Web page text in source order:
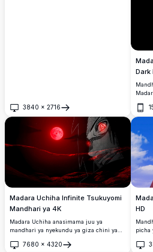
3840 × 2716
Fungua
Dark
Madara Uchiha Infinite Tsukuyomi
Mandhari ya 4K
Madara Uchiha anasimama juu ya
mandhari ya nyekundu ya giza chini ya
la Sharingan linang'aa nguvu huku
7680 × 4320
Fungua
HD
picha